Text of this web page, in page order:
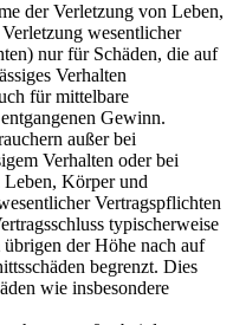
der Verletzung von Leben,
wesentlicher
nur für Schäden, die auf
Verhalten
für mittelbare
Gewinn.
außer bei
Verhalten oder bei
Leben, Körper und
Vertragspflichten
typischerweise
der Höhe nach auf
begrenzt. Dies
wie insbesondere